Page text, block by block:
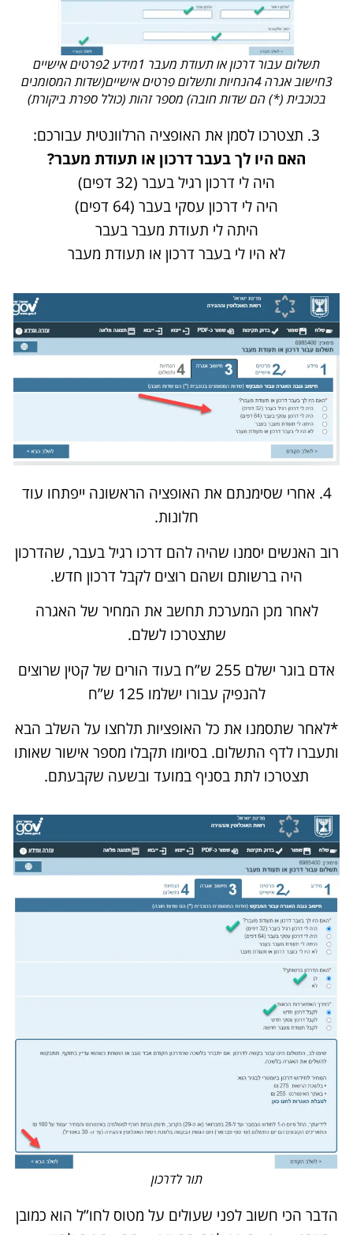
תשלום עבור דרכון או תעודת מעבר 1מידע 2פרטים אישיים
3חישוב אגרה 4הנחיות ותשלום פרטים אישיים(שדות המסומנים
בכוכבית (*) הם שדות חובה) מספר זהות (כולל ספרת ביקורת)
3. תצטרכו לסמן את האופציה הרלוונטית עבורכם:
האם היו לך בעבר דרכון או תעודת מעבר?
היה לי דרכון רגיל בעבר (32 דפים)
היה לי דרכון עסקי בעבר (64 דפים)
היתה לי תעודת מעבר בעבר
לא היו לי בעבר דרכון או תעודת מעבר
4. אחרי שסימנתם את האופציה הראשונה ייפתחו עוד
חלונות.
רוב האנשים יסמנו שהיה להם דרכו רגיל בעבר, שהדרכון
היה ברשותם ושהם רוצים לקבל דרכון חדש.
לאחר מכן המערכת תחשב את המחיר של האגרה
שתצטרכו לשלם.
אדם בוגר ישלם 255 ש”ח בעוד הורים של קטין שרוצים
להנפיק עבורו ישלמו 125 ש”ח
*לאחר שתסמנו את כל האופציות תלחצו על השלב הבא
ותעברו לדף התשלום. בסיומו תקבלו מספר אישור שאותו
תצטרכו לתת בסניף במועד ובשעה שקבעתם.
תור לדרכון
הדבר הכי חשוב לפני שעולים על מטוס לחו”ל הוא כמובן